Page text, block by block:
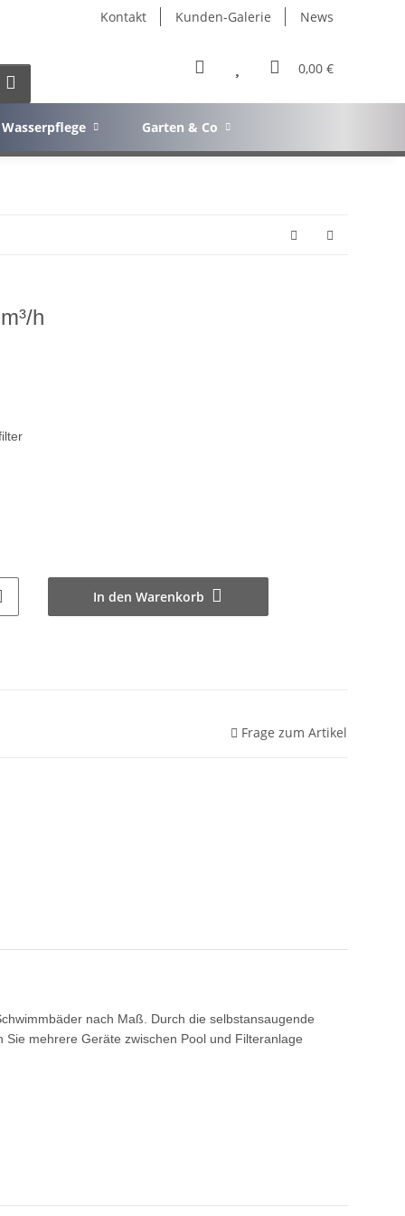
Kontakt Kunden-Galerie News
0,00 €
Wasserpflege Garten & Co
h
In den Warenkorb
Frage zum Artikel
nach Maß. Durch die selbstansaugende
mehrere Geräte zwischen Pool und Filteranlage